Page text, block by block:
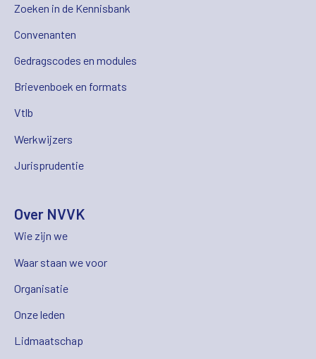
Zoeken in de Kennisbank
Convenanten
Gedragscodes en modules
Brievenboek en formats
Vtlb
Werkwijzers
Jurisprudentie
Over NVVK
Wie zijn we
Waar staan we voor
Organisatie
Onze leden
Lidmaatschap